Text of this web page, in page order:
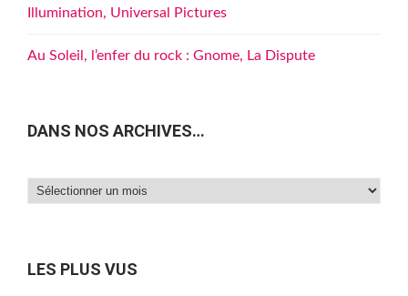
Illumination, Universal Pictures
Au Soleil, l’enfer du rock : Gnome, La Dispute
DANS NOS ARCHIVES…
Dans
LES PLUS VUS